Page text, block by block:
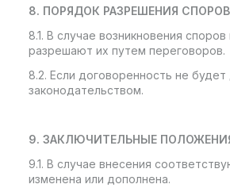
8. ПОРЯДОК РАЗРЕШЕНИЯ СПОРОВ
8.1. В случае возникновения
разрешают их путем переговоров.
8.2. Если договоренность не
законодательством.
9. ЗАКЛЮЧИТЕЛЬНЫЕ
9.1. В случае внесения
изменена или дополнена.